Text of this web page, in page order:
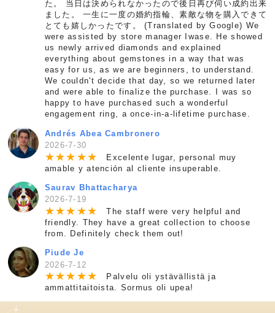
た。 当日は決められなかったので後日再び伺い成約出来
ました。 一生に一度の婚約指輪、素敵な物を購入できて
とても嬉しかったです。 (Translated by Google) We
were assisted by store manager Iwase. He showed
us newly arrived diamonds and explained
everything about gemstones in a way that was
easy for us, as we are beginners, to understand.
We couldn't decide that day, so we returned later
and were able to finalize the purchase. I was so
happy to have purchased such a wonderful
engagement ring, a once-in-a-lifetime purchase.
Andrés Abea Cambronero
2026-7-30
★★★ ★★
Excelente lugar, personal muy
amable y atención al cliente insuperable.
Saurav Bhattacharya
2026-7-19
★★★ ★★
The staff were very helpful and
friendly. They have a great collection to choose
from. Definitely check them out!
Piude Je
2026-7-12
★★★ ★★
Palvelu oli ystävällistä ja
ammattitaitoista. Sormus oli upea!